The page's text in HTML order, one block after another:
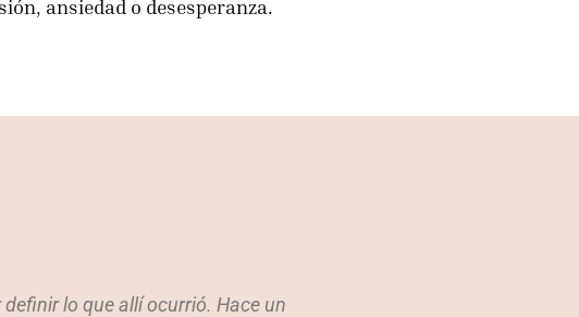
ansiedad o desesperanza.
lo que allí ocurrió. Hace un